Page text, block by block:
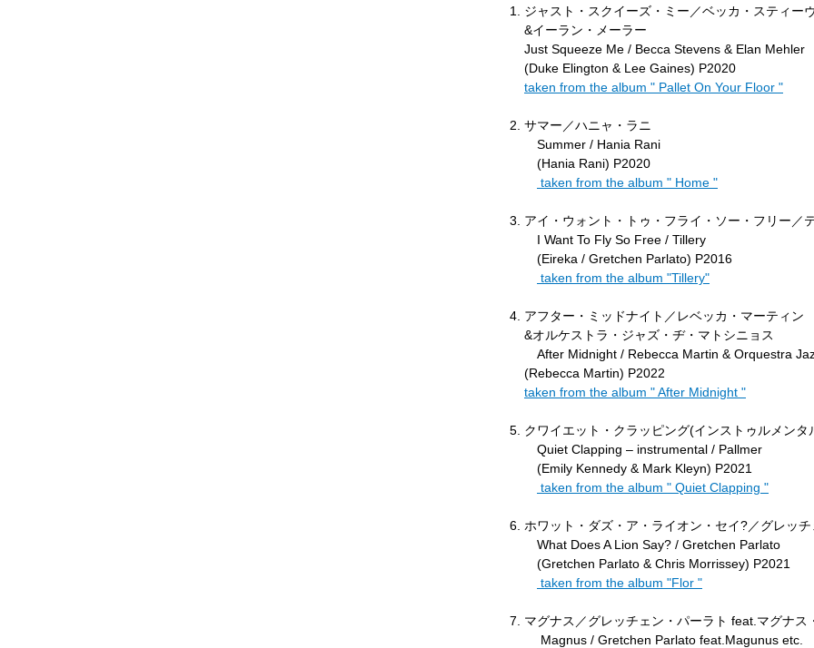
ジャスト・スクイーズ・ミー／ベッカ・スティー
&イーラン・メーラー
Just Squeeze Me / Becca Stevens & Elan Mehler
(Duke Elington & Lee Gaines) P2020
taken from the album " Pallet On Your Floor "
サマー／ハニャ・ラニ
Summer / Hania Rani
(Hania Rani) P2020
taken from the album " Home "
アイ・ウォント・トゥ・フライ・ソー・フリー／
I Want To Fly So Free / Tillery
(Eireka / Gretchen Parlato) P2016
taken from the album "Tillery"
アフター・ミッドナイト／レベッカ・マーティン
&オルケストラ・ジャズ・ヂ・マトシニョス
After Midnight / Rebecca Martin & Orquestra
(Rebecca Martin) P2022
taken from the album " After Midnight "
クワイエット・クラッピング(インストゥルメンタ
Quiet Clapping – instrumental / Pallmer
(Emily Kennedy & Mark Kleyn) P2021
taken from the album " Quiet Clapping "
ホワット・ダズ・ア・ライオン・セイ?／グレッチ
What Does A Lion Say? / Gretchen Parlato
(Gretchen Parlato & Chris Morrissey) P2021
taken from the album "Flor "
マグナス／グレッチェン・パーラト feat.マグナス
Magnus / Gretchen Parlato feat.Magunus etc.